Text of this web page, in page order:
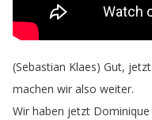
(Sebastian Klaes) Gut, jetzt
machen wir also weiter.
Wir haben jetzt Dominique